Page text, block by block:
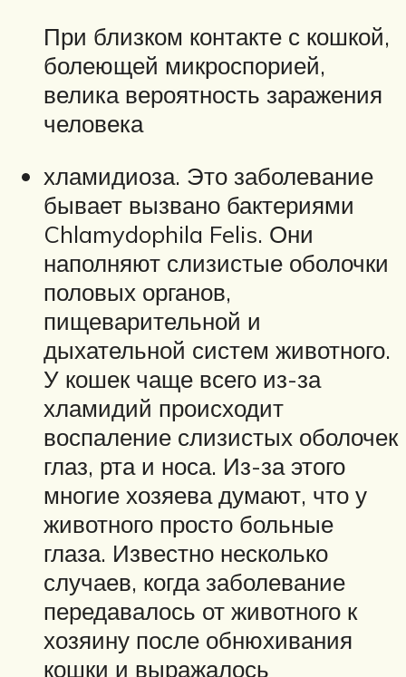
При близком контакте с кошкой,
болеющей микроспорией,
велика вероятность заражения
человека
хламидиоза. Это заболевание
бывает вызвано бактериями
Chlamydophila Felis. Они
наполняют слизистые оболочки
половых органов,
пищеварительной и
дыхательной систем животного.
У кошек чаще всего из-за
хламидий происходит
воспаление слизистых оболочек
глаз, рта и носа. Из-за этого
многие хозяева думают, что у
животного просто больные
глаза. Известно несколько
случаев, когда заболевание
передавалось от животного к
хозяину после обнюхивания
кошки и выражалось